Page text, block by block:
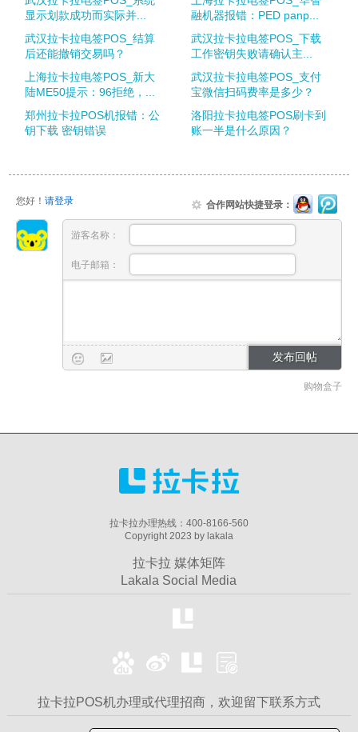
显示划款成功而实际并...
融机器报错：PED panp...
武汉拉卡拉电签POS_结算
后还能撤销交易吗？
武汉拉卡拉电签POS_下载
工作密钥失败请确认主...
上海拉卡拉电签POS_新大
陆ME50提示：96拒绝，...
武汉拉卡拉电签POS_支付
宝微信扫码费率是多少？
郑州拉卡拉POS机报错：公
钥下载 密钥错误
洛阳拉卡拉电签POS刷卡到
账一半是什么原因？
您好！ 请登录 合作网站快捷登录：
游客名称：
电子邮箱：
购物盒子
拉卡拉办理热线：400-8166-560
Copyright 2023 by lakala
拉卡拉 媒体矩阵
Lakala Social Media
拉卡拉POS机办理或代理招商，欢迎留下联系方式